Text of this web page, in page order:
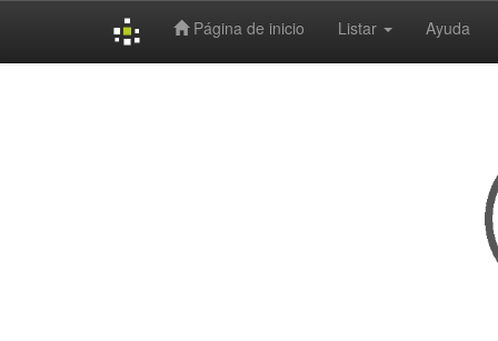
Página de inicio Listar Ayuda